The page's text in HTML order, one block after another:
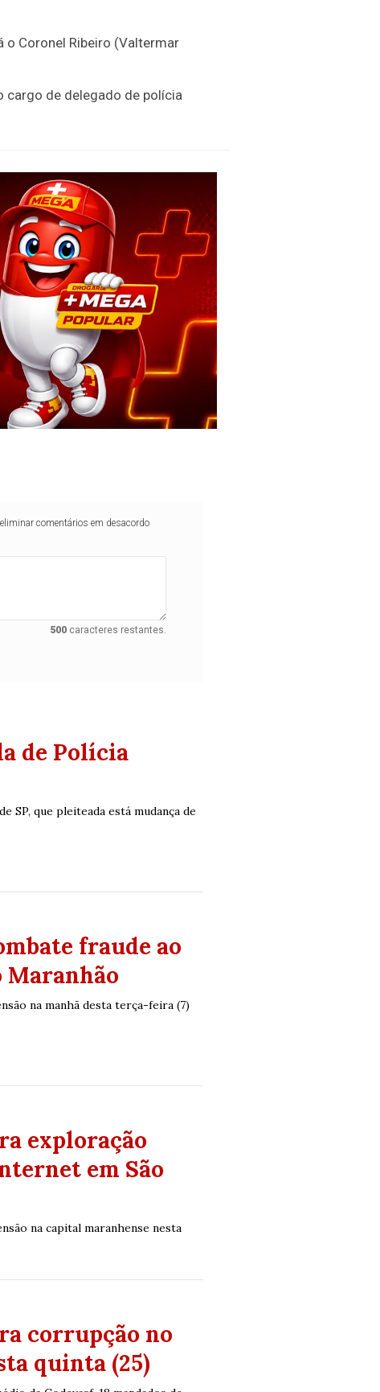
o Coronel Ribeiro (Valtermar
cargo de delegado de polícia
comentários em desacordo
500 caracteres restantes.
de Polícia
SP, que pleiteada está mudança de
fraude ao
na manhã desta terça-feira (7)
exploração
em São
na capital maranhense nesta
corrupção no
quinta (25)